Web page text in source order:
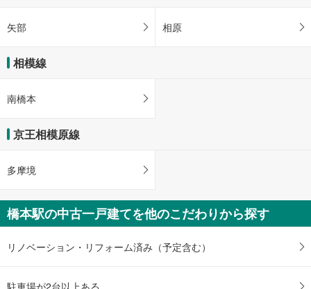
矢部 相原
相模線
南橋本
京王相模原線
多摩境
橋本駅の中古一戸建てを他のこだわりから探す
リノベーション・リフォーム済み（予定含む）
駐車場が2台以上ある